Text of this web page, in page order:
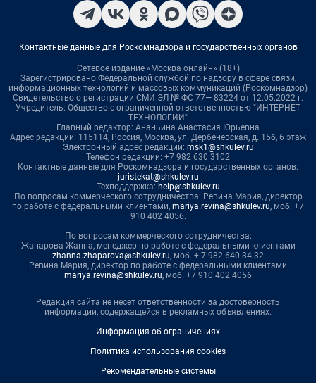
Контактные данные для Роскомнадзора и государственных органов
Сетевое издание «Москва онлайн» (18+)
Зарегистрировано Федеральной службой по надзору в сфере связи,
информационных технологий и массовых коммуникаций (Роскомнадзор)
Свидетельство о регистрации СМИ ЭЛ № ФС 77— 83224 от 12.05.2022 г.
Учредитель: Общество с ограниченной ответственностью "ИНТЕРНЕТ
ТЕХНОЛОГИИ"
Главный редактор: Ананьина Анастасия Юрьевна
Адрес редакции: 115114, Россия, Москва, ул. Дербеневская, д. 15б, 6 этаж
Электронный адрес редакции: msk1@shkulev.ru
Телефон редакции: +7 982 630 3102
Контактные данные для Роскомнадзора и государственных органов:
juristekat@shkulev.ru
Техподдержка: help@shkulev.ru
По вопросам коммерческого сотрудничества: Ревина Мария, директор
по работе с федеральными клиентами, mariya.revina@shkulev.ru, моб. +7
910 402 4056.
По вопросам коммерческого сотрудничества:
Жапарова Жанна, менеджер по работе с федеральными клиентами
zhanna.zhaparova@shkulev.ru, моб. + 7 982 640 34 32
Ревина Мария, директор по работе с федеральными клиентами
mariya.revina@shkulev.ru, моб. +7 910 402 4056
Редакция сайта не несет ответственности за достоверность
информации, содержащейся в рекламных объявлениях.
Информация об ограничениях
Политика использования cookies
Рекомендательные системы